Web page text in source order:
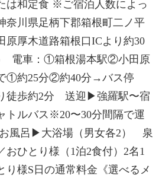
は和定食 ※ご宿泊人数によっ
川県足柄下郡箱根町二ノ平
厚木道路箱根口ICより約30
電車：①箱根湯本駅②小田原
①約25分②約40分→バス停
徒歩約2分 送迎▶強羅駅〜宿
トルバス※20〜30分間隔で運
お風呂▶大浴場（男女各2） 泉
ひとり様（1泊2食付）2名1
り様S日の通常料金《選べるメ